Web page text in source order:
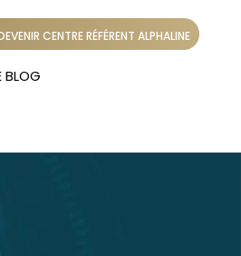
CENTRE RÉFÉRENT ALPHALINE
BLOG